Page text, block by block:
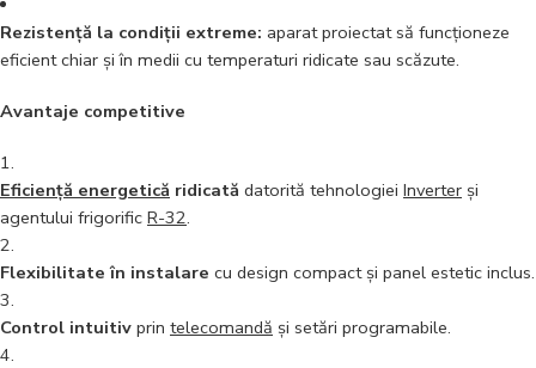
Rezistență la condiții extreme: aparat proiectat să funcționeze
eficient chiar și în medii cu temperaturi ridicate sau scăzute.
Avantaje competitive
Eficiență energetică ridicată datorită tehnologiei Inverter și
agentului frigorific R-32.
Flexibilitate în instalare cu design compact și panel estetic inclus.
Control intuitiv prin telecomandă și setări programabile.